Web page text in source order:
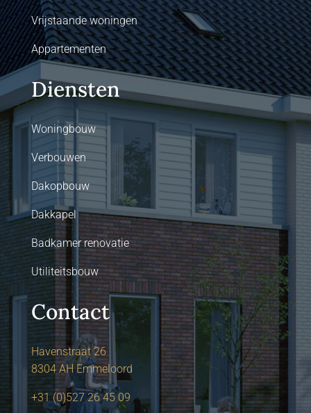
Vrijstaande woningen
Appartementen
Diensten
Woningbouw
Verbouwen
Dakopbouw
Dakkapel
Badkamer renovatie
Utiliteitsbouw
Contact
Havenstraat 26
8304 AH Emmeloord
+31 (0)527 26 45 09